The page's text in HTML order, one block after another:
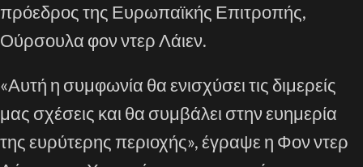
πρόεδρος της Ευρωπαϊκής Επιτροπής,
Ούρσουλα φον ντερ Λάιεν.
«Αυτή η συμφωνία θα ενισχύσει τις διμερείς
μας σχέσεις και θα συμβάλει στην ευημερία
της ευρύτερης περιοχής», έγραψε η Φον ντερ